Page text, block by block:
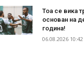
Тоа се вика
основан на
година!
06.08.2026 10:42